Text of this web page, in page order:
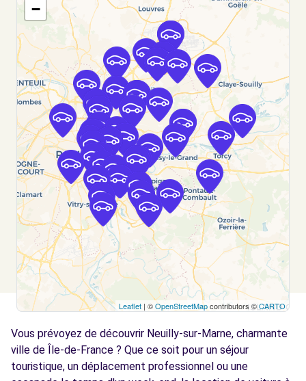
Voir l'agence
Free2Move Rent - GARAGE DE L'EUROPE -
LE RAINCY (C)
144 AVENUE THIERS
LE RAINCY, 93340
Voir l'agence
Free2Move Rent - TRUJAS PARIS EST
CHAMPIGNY-SUR-MARNE - CHAMPIGNY-SUR-
MARNE (C)
km
23 AVENUE ROGER SALENGRO
CHAMPIGNY-SUR-MARNE, 94500
Voir l'agence
SOUS BOIS (P)
km
9-15 AV DE LA REPUBLIQUE
FONTENAY SOUS BOIS, FR-94, 94120
−
Leaflet | ©OpenStreetMapcontributors ©CARTO
Vous prévoyez de découvrir Neuilly-sur-Marne, charmante
ville de Île-de-France ? Que ce soit pour un séjour
touristique, un déplacement professionnel ou une